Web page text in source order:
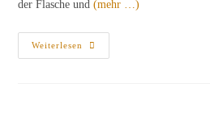
der Flasche und(mehr …)
Weiterlesen
VDP
Weinbörse